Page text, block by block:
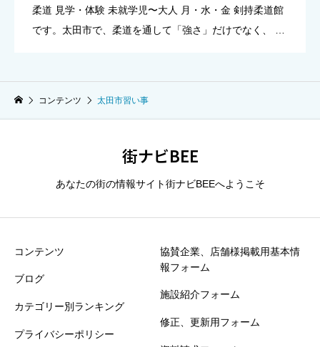
柔道 見学・体験 未就学児〜大人 月・水・金 剣持柔道館
です。太田市で、柔道を通して「強さ」だけでなく、 あ
コンテンツ 太田市習い事
街ナビBEE
あなたの街の情報サイト街ナビBEEへようこそ
コンテンツ
ブログ
カテゴリー別ランキング
プライバシーポリシー
協賛企業、店舗様掲載用基本情
報フォーム
施設紹介フォーム
修正、更新用フォーム